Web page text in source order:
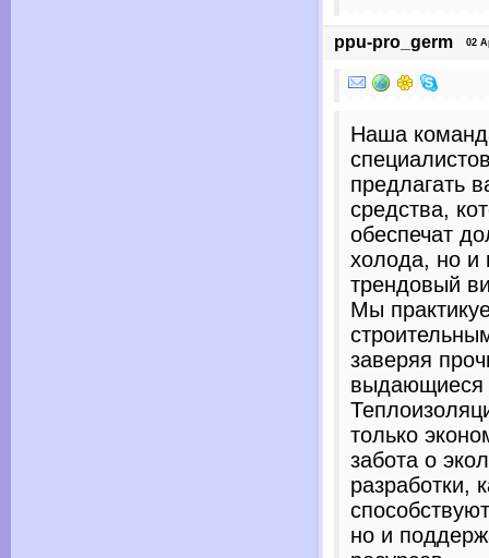
ppu-pro_germ 02
Наша
предлагать
средства,
обеспечат
холода, но и
трендовый
Мы
заверяя
выдающиеся
только
забота о
разработки,
но и